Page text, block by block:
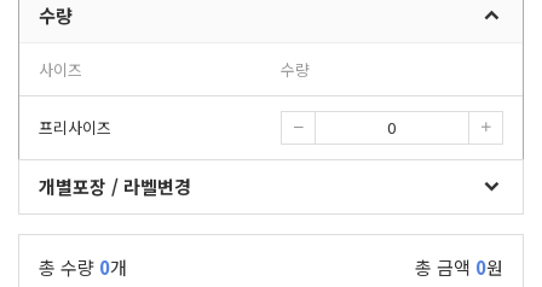
수량
사이즈 수량
프리사이즈
개별포장 / 라벨변경
총 수량 0개 총 금액 0원